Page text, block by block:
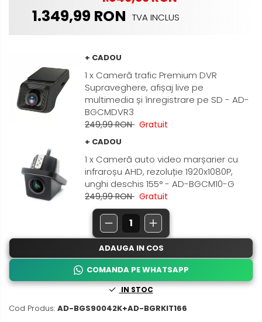
Mazda
Isuzu
Chrysler
Smart
Fiat
Jeep
Rame adaptoare Daihatsu
Rame adaptoare Kia
Rame adaptoare Alfa Romeo
Rame adaptoare Nissan
Rame adaptoare Fiat
Rame adaptoare Hyundai
Rame adaptoare Mitsubishi
Rame adaptoare Jeep
Rame adaptoare Dodge
1.349,99 RON TVA INCLUS
IN STOC
+ CADOU
1 x Cameră trafic Premium DVR
Supraveghere, afișaj live pe
multimedia și înregistrare pe SD - AD-
BGCMDVR3
249,99 RON Gratuit
+ CADOU
1 x Cameră auto video marșarier cu
infraroșu AHD, rezoluție 1920x1080P,
unghi deschis 155° - AD-BGCM10-G
249,99 RON Gratuit
ADAUGA IN COS
COMANDA PE WHATSAPP
Cod Produs: AD-BGS90042K+AD-BGRKIT166